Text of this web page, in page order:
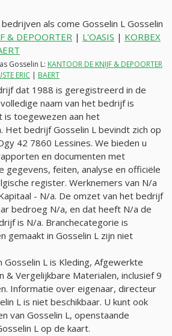
als come Gosselin L Gosselin
& DEPOORTER | L'OASIS | KORBEX
Gosselin L: KANTOOR DE KNIJF & DEPOORTER
ERIC | BAERT
dat 1988 is geregistreerd in de
naam van het bedrijf is
is toegewezen aan het
. Het bedrijf Gosselin L bevindt zich op
42 7860 Lessines. We bieden u
en documenten met
gegevens, feiten, analyse en officiële
register. Werknemers van N/a
- N/a. De omzet van het bedrijf
bedroeg N/a, en dat heeft N/a de
is N/a. Branchecategorie is
gemaakt in Gosselin L zijn niet
L is Kleding, Afgewerkte
& Vergelijkbare Materialen, inclusief 9
Informatie over eigenaar, directeur
L is niet beschikbaar. U kunt ook
van Gosselin L, openstaande
L op de kaart.